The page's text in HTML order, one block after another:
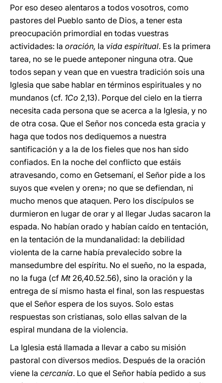
Por eso deseo alentaros a todos vosotros, como
pastores del Pueblo santo de Dios, a tener esta
preocupación primordial en todas vuestras
actividades: la oración, la vida espiritual. Es la primera
tarea, no se le puede anteponer ninguna otra. Que
todos sepan y vean que en vuestra tradición sois una
Iglesia que sabe hablar en términos espirituales y no
mundanos (cf. 1Co 2,13). Porque del cielo en la tierra
necesita cada persona que se acerca a la Iglesia, y no
de otra cosa. Que el Señor nos conceda esta gracia y
haga que todos nos dediquemos a nuestra
santificación y a la de los fieles que nos han sido
confiados. En la noche del conflicto que estáis
atravesando, como en Getsemaní, el Señor pide a los
suyos que «velen y oren»; no que se defiendan, ni
mucho menos que ataquen. Pero los discípulos se
durmieron en lugar de orar y al llegar Judas sacaron la
espada. No habían orado y habían caído en tentación,
en la tentación de la mundanalidad: la debilidad
violenta de la carne había prevalecido sobre la
mansedumbre del espíritu. No el sueño, no la espada,
no la fuga (cf Mt26,40.52.56), sino la oración y la
entrega de sí mismo hasta el final, son las respuestas
que el Señor espera de los suyos. Solo estas
respuestas son cristianas, solo ellas salvan de la
espiral mundana de la violencia.
La Iglesia está llamada a llevar a cabo su misión
pastoral con diversos medios. Después de la oración
viene la cercanía. Lo que el Señor había pedido a sus